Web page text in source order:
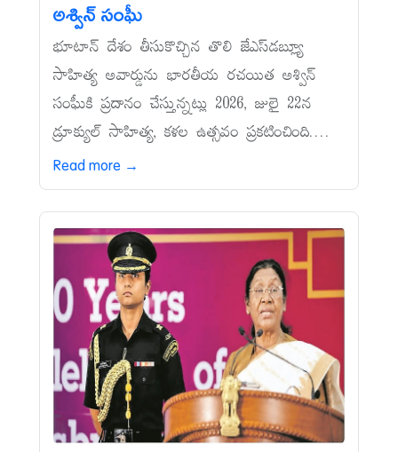
అశ్విన్‌ సంఘీ
భూటాన్‌ దేశం తీసుకొచ్చిన తొలి జేఎస్‌డబ్ల్యూ
సాహిత్య అవార్డును భారతీయ రచయిత అశ్విన్‌
సంఘీకి ప్రదానం చేస్తున్నట్లు 2026, జులై 22న
డ్రూక్యుల్‌ సాహిత్య, కళల ఉత్సవం ప్రకటించింది....
Read more →